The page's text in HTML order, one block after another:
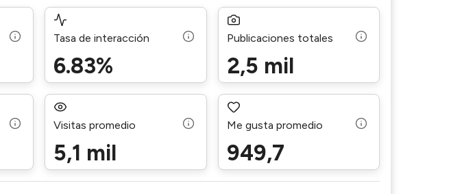
Tasa de interacción
6.83%
Publicaciones totales
2,5 mil
Visitas promedio
5,1 mil
Me gusta promedio
949,7